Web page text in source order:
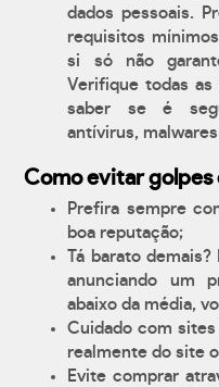
dados pessoais.
requisitos
si só não
Verifique todas
saber se é
antívirus,
Como evitar golpes
Prefira sempre
boa reputação;
Tá barato
anunciando um
abaixo da média,
Cuidado com sites
realmente do site
Evite comprar